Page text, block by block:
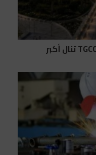
ملعب تيسيما يدخل مرحلة البناء.. TGCC تنال أكبر